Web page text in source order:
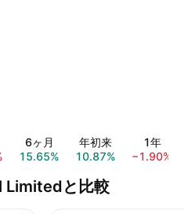
6ヶ月
15.65%
年初来
10.87%
1年
−1.90%
と比較